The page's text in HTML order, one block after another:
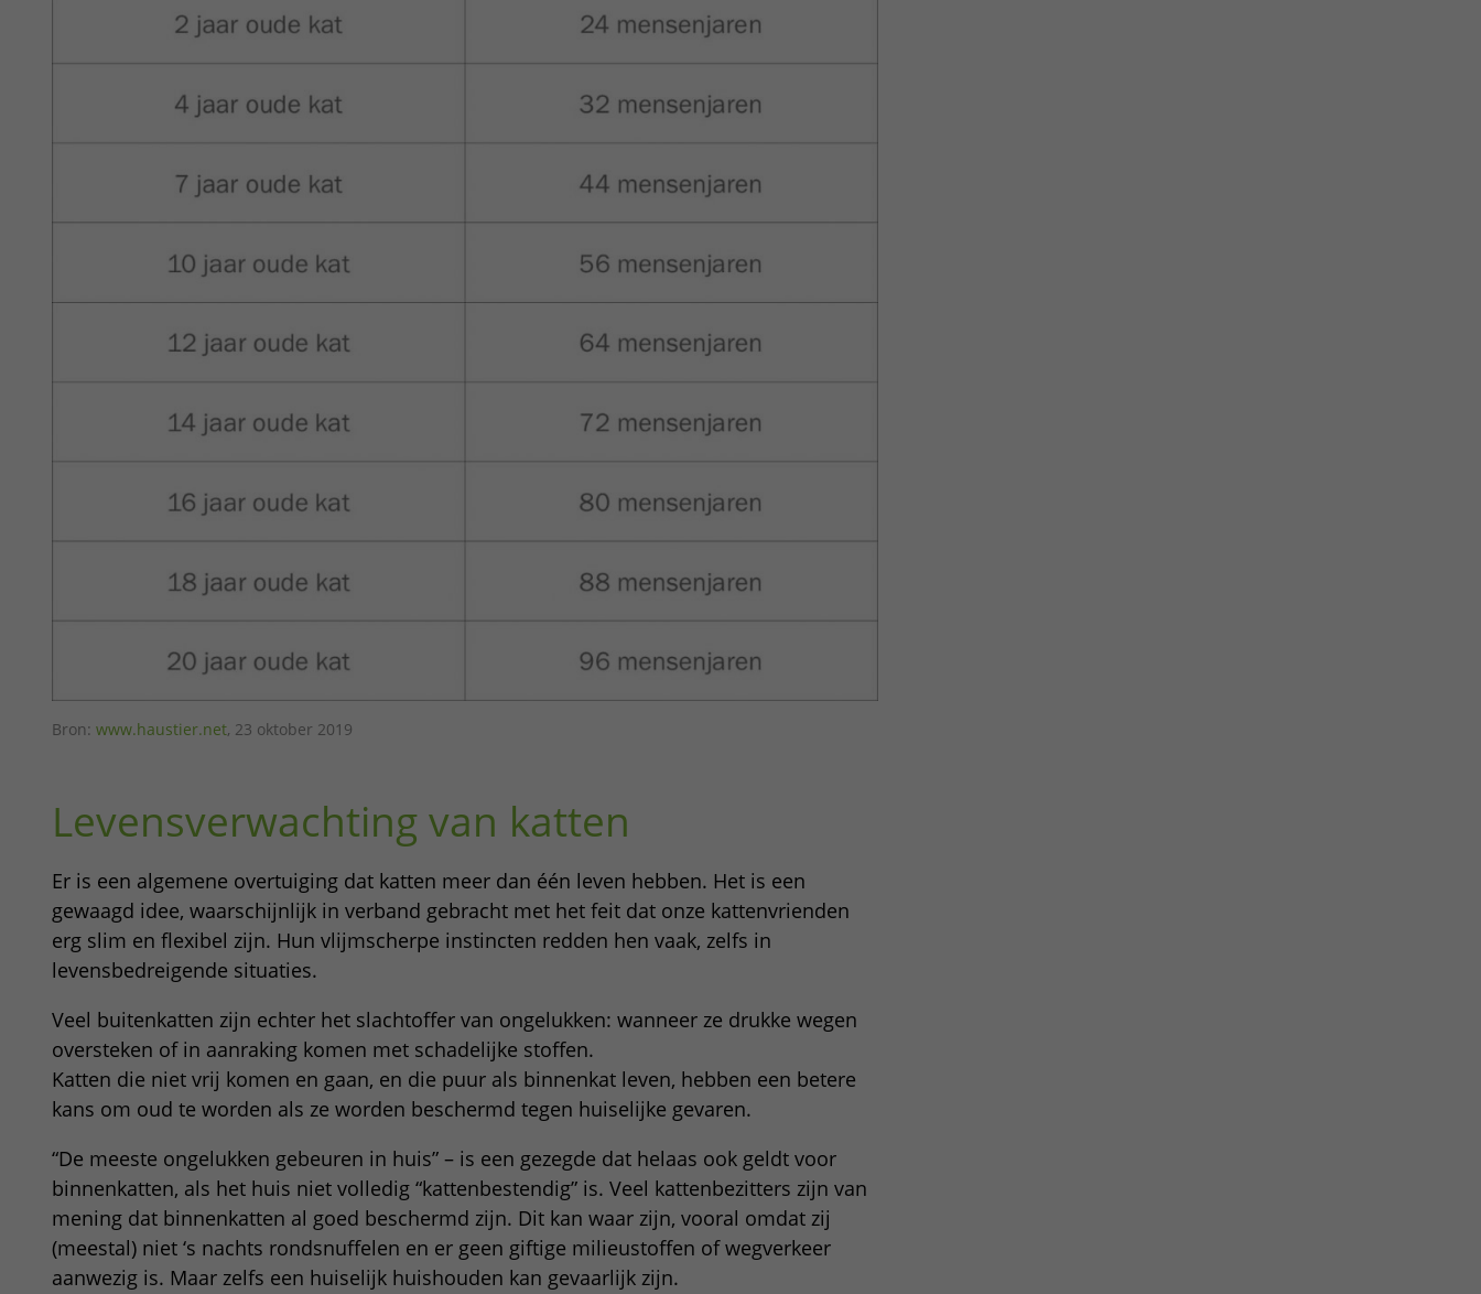
Bron: www.haustier.net, 23 oktober 2019
Levensverwachting van katten
Er is een algemene overtuiging dat katten meer dan één leven hebben. Het is een
gewaagd idee, waarschijnlijk in verband gebracht met het feit dat onze kattenvrienden
erg slim en flexibel zijn. Hun vlijmscherpe instincten redden hen vaak, zelfs in
levensbedreigende situaties.
Veel buitenkatten zijn echter het slachtoffer van ongelukken: wanneer ze drukke wegen
oversteken of in aanraking komen met schadelijke stoffen.
Katten die niet vrij komen en gaan, en die puur als binnenkat leven, hebben een betere
kans om oud te worden als ze worden beschermd tegen huiselijke gevaren.
“De meeste ongelukken gebeuren in huis” – is een gezegde dat helaas ook geldt voor
binnenkatten, als het huis niet volledig “kattenbestendig” is. Veel kattenbezitters zijn van
mening dat binnenkatten al goed beschermd zijn. Dit kan waar zijn, vooral omdat zij
(meestal) niet ‘s nachts rondsnuffelen en er geen giftige milieustoffen of wegverkeer
aanwezig is. Maar zelfs een huiselijk huishouden kan gevaarlijk zijn.